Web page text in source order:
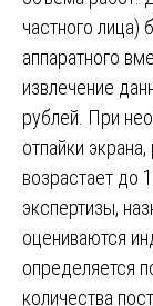
частного лица)
аппаратного
извлечение
рублей. При
отпайки
возрастает до
экспертизы,
оцениваются
определяется
количества